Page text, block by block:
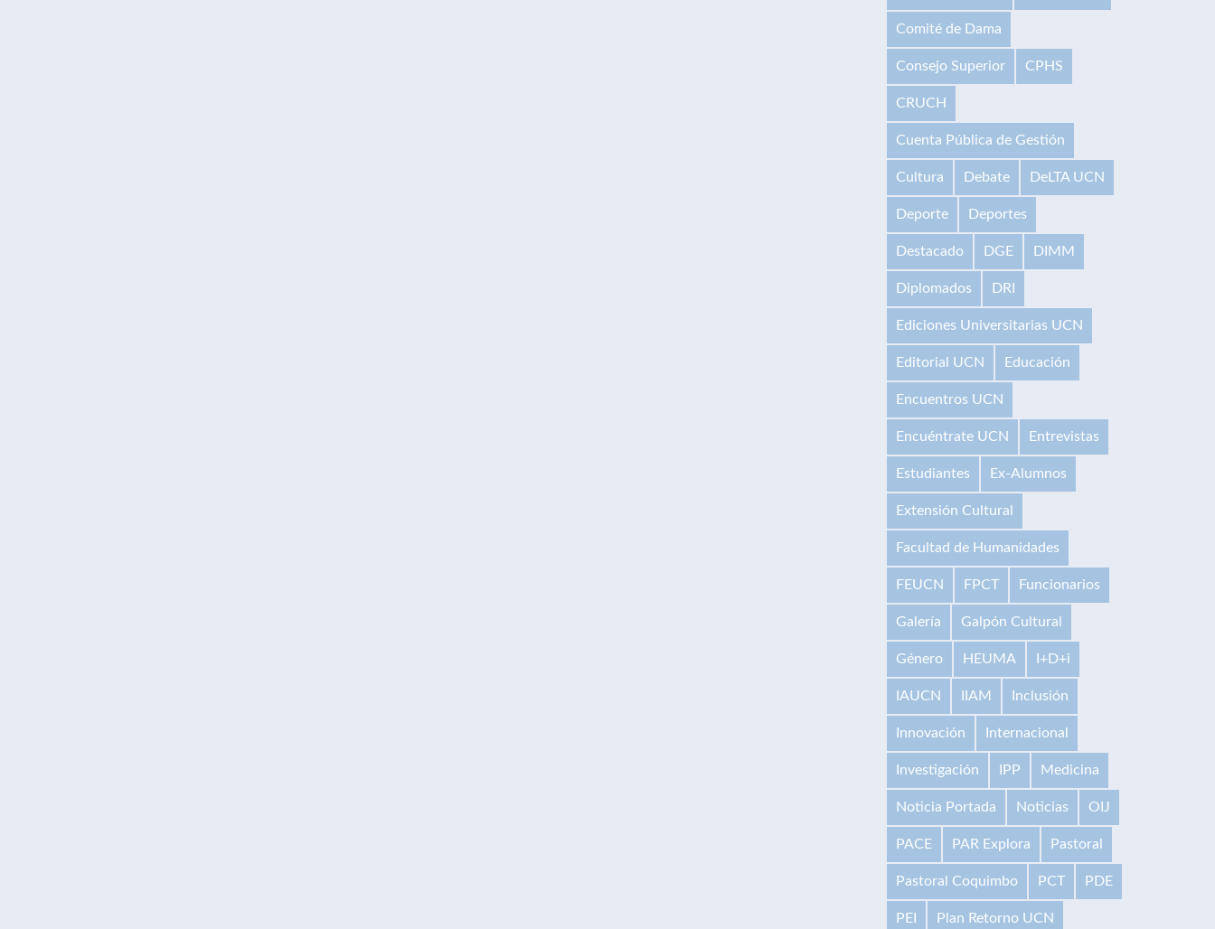
Comité de Dama
Consejo Superior CPHS
CRUCH
Cuenta Pública de Gestión
Cultura Debate DeLTA UCN
Deporte Deportes
Destacado DGE DIMM
Diplomados DRI
Ediciones Universitarias UCN
Editorial UCN Educación
Encuentros UCN
Encuéntrate UCN Entrevistas
Estudiantes Ex-Alumnos
Extensión Cultural
Facultad de Humanidades
FEUCN FPCT Funcionarios
Galería Galpón Cultural
Género HEUMA I+D+i
IAUCN IIAM Inclusión
Innovación Internacional
Investigación IPP Medicina
Noticia Portada Noticias OIJ
PACE PAR Explora Pastoral
Pastoral Coquimbo PCT PDE
PEI Plan Retorno UCN